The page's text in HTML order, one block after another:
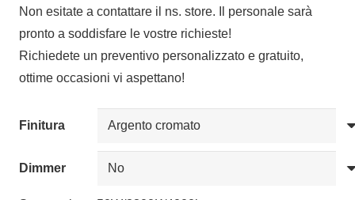
prezzo:
da
€183,50
a
€240,00
Non esitate a contattare il ns. store. Il personale sarà
pronto a soddisfare le vostre richieste!
Richiedete un preventivo personalizzato e gratuito,
ottime occasioni vi aspettano!
Finitura
Dimmer